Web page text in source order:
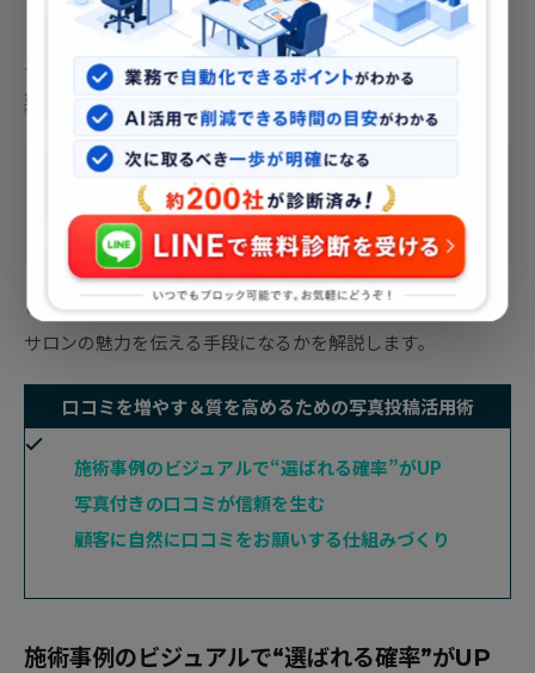
ネイルサロンにとって、写真は口コミと同等かそれ以上に重
要な要素です。
実際の施術写真は “技術力の証明”
ュアルで伝える信頼性の高い口コミとも言えま
す。
このセクションでは、写真投稿がどのように口コミを促し、
サロンの魅力を伝える手段になるかを解説します。
口コミを増やす＆質を高めるための写真投稿活用術
施術事例のビジュアルで“選ばれる確率”がUP
写真付きの口コミが信頼を生む
顧客に自然に口コミをお願いする仕組みづくり
施術事例のビジュアルで“選ばれる確率”がUP